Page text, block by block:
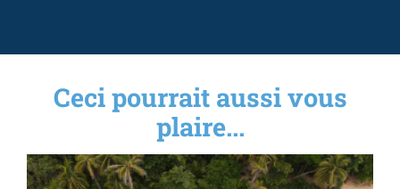
Ceci pourrait aussi vous
plaire...